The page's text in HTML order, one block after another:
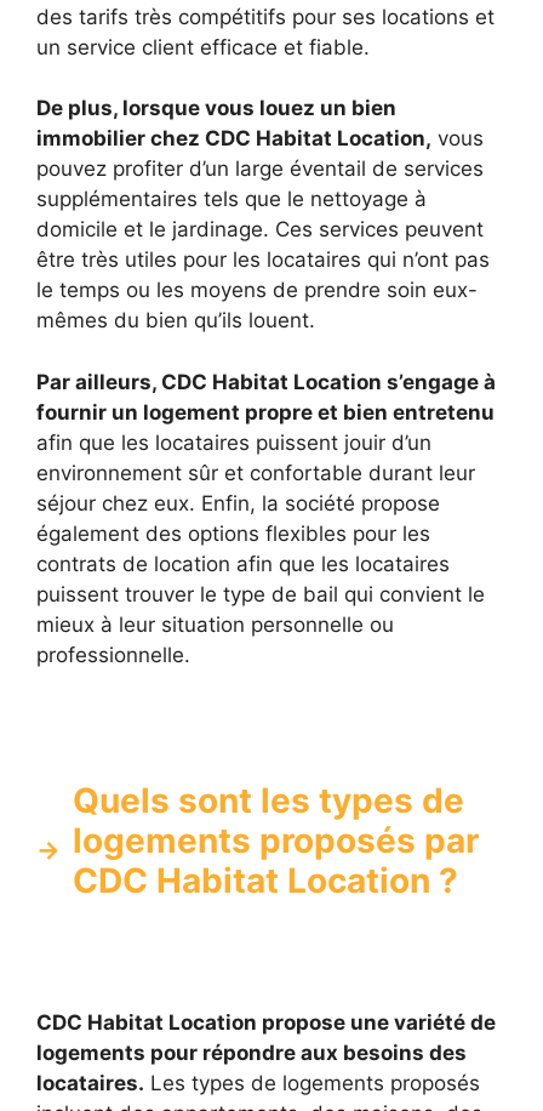
des tarifs très compétitifs pour ses locations et
un service client efficace et fiable.
De plus, lorsque vous louez un bien
immobilier chez CDC Habitat Location, vous
pouvez profiter d’un large éventail de services
supplémentaires tels que le nettoyage à
domicile et le jardinage. Ces services peuvent
être très utiles pour les locataires qui n’ont pas
le temps ou les moyens de prendre soin eux-
mêmes du bien qu’ils louent.
Par ailleurs, CDC Habitat Location s’engage à
fournir un logement propre et bien entretenu
afin que les locataires puissent jouir d’un
environnement sûr et confortable durant leur
séjour chez eux. Enfin, la société propose
également des options flexibles pour les
contrats de location afin que les locataires
puissent trouver le type de bail qui convient le
mieux à leur situation personnelle ou
professionnelle.
Quels sont les types de
logements proposés par
CDC Habitat Location ?
CDC Habitat Location propose une variété de
logements pour répondre aux besoins des
locataires. Les types de logements proposés